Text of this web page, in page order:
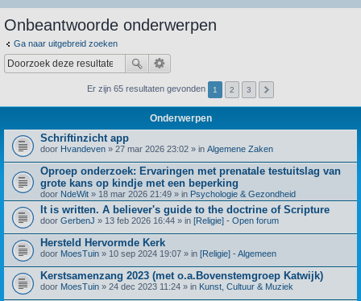
Onbeantwoorde onderwerpen
Ga naar uitgebreid zoeken
Er zijn 65 resultaten gevonden 1 2 3
Onderwerpen
Schriftinzicht app
door Hvandeven » 27 mar 2026 23:02 » in Algemene Zaken
Oproep onderzoek: Ervaringen met prenatale testuitslag van
grote kans op kindje met een beperking
door NdeWit » 18 mar 2026 21:49 » in Psychologie & Gezondheid
It is written. A believer's guide to the doctrine of Scripture
door GerbenJ » 13 feb 2026 16:44 » in [Religie] - Open forum
Hersteld Hervormde Kerk
door MoesTuin » 10 sep 2024 19:07 » in [Religie] - Algemeen
Kerstsamenzang 2023 (met o.a.Bovenstemgroep Katwijk)
door MoesTuin » 24 dec 2023 11:24 » in Kunst, Cultuur & Muziek